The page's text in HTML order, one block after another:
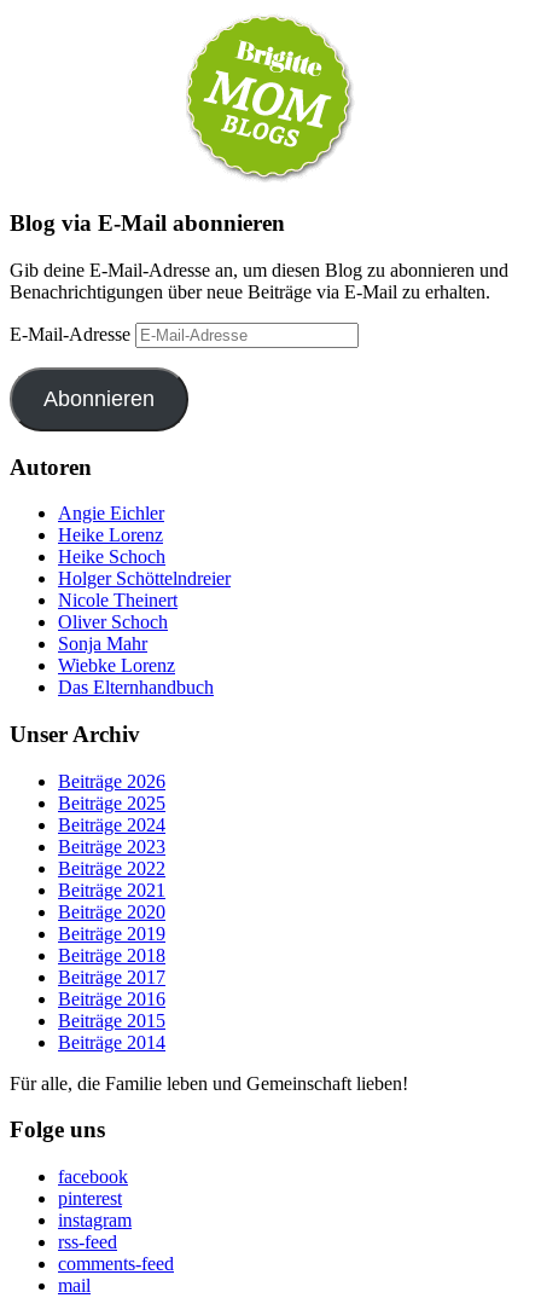
Blog via E-Mail abonnieren
Gib deine E-Mail-Adresse an, um diesen Blog zu abonnieren und
Benachrichtigungen über neue Beiträge via E-Mail zu erhalten.
E-Mail-Adresse
Abonnieren
Autoren
Angie Eichler
Heike Lorenz
Heike Schoch
Holger Schöttelndreier
Nicole Theinert
Oliver Schoch
Sonja Mahr
Wiebke Lorenz
Das Elternhandbuch
Unser Archiv
Beiträge 2026
Beiträge 2025
Beiträge 2024
Beiträge 2023
Beiträge 2022
Beiträge 2021
Beiträge 2020
Beiträge 2019
Beiträge 2018
Beiträge 2017
Beiträge 2016
Beiträge 2015
Beiträge 2014
Für alle, die Familie leben und Gemeinschaft lieben!
Folge uns
facebook
pinterest
instagram
rss-feed
comments-feed
mail